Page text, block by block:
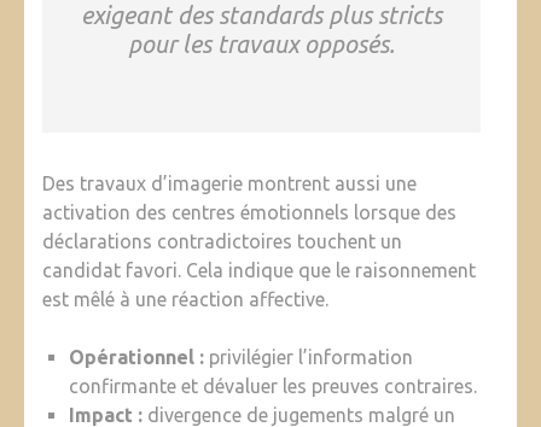
exigeant des standards plus stricts
pour les travaux opposés.
Des travaux d’imagerie montrent aussi une
activation des centres émotionnels lorsque des
déclarations contradictoires touchent un
candidat favori. Cela indique que le raisonnement
est mêlé à une réaction affective.
Opérationnel : privilégier l’information
confirmante et dévaluer les preuves contraires.
Impact : divergence de jugements malgré un